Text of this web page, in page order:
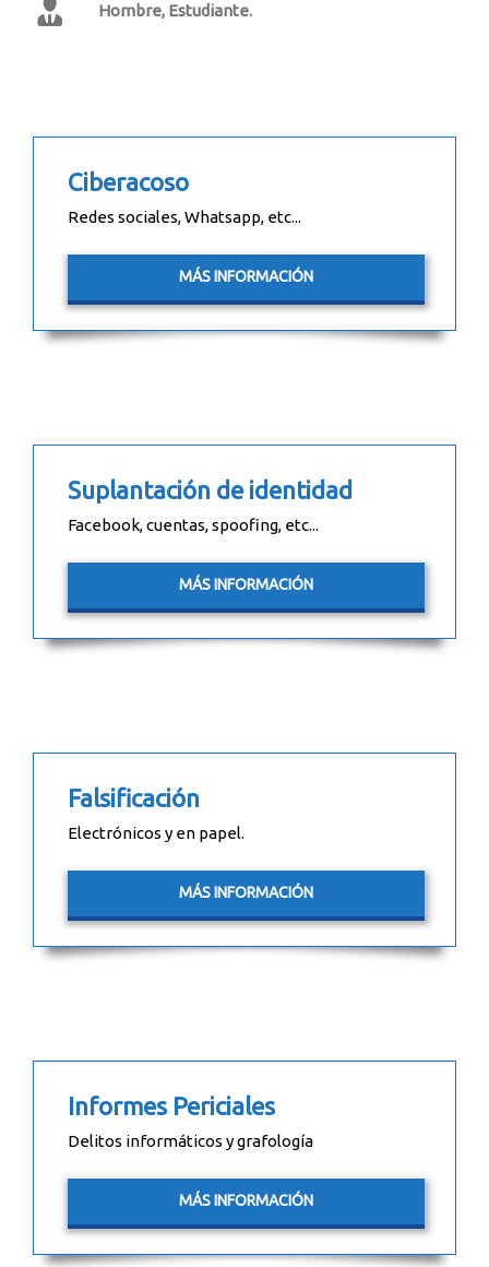
Hombre, Estudiante.
Ciberacoso
Redes sociales, Whatsapp, etc...
MÁS INFORMACIÓN
Suplantación de identidad
Facebook, cuentas, spoofing, etc...
MÁS INFORMACIÓN
Falsificación
Electrónicos y en papel.
MÁS INFORMACIÓN
Informes Periciales
Delitos informáticos y grafología
MÁS INFORMACIÓN